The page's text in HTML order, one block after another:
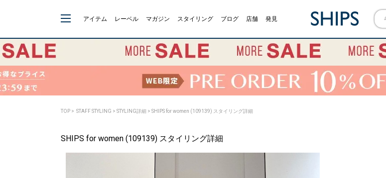
アイテム レーベル マガジン スタイリング ブログ 店舗 発見
TOP > STAFF STYLING > STYLING詳細 > SHIPS for women (109139) スタイリング詳細
SHIPS for women (109139) スタイリング詳細